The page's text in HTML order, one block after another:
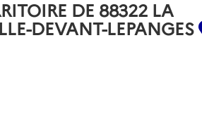
DE 88322 LA
DEVANT-LEPANGES